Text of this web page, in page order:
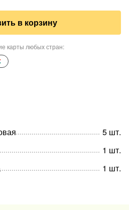
в корзину
карты любых стран:
5 шт.
1 шт.
1 шт.